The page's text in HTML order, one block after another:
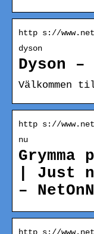
http s://
dyson
Dyson –
Välkommen
http s://
nu
| Just
–
http s://